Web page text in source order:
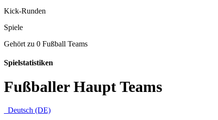
Kick-Runden
Spiele
Gehört zu 0 Fußball Teams
Spielstatistiken
Fußballer Haupt Teams
Deutsch (DE)